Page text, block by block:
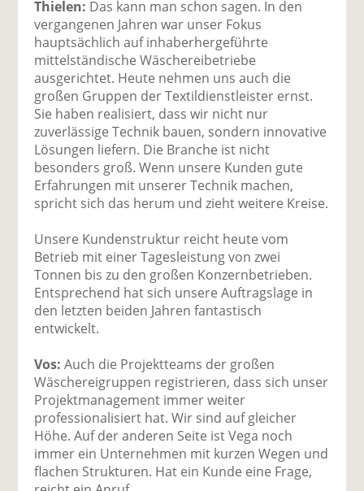
Thielen: Das kann man schon sagen. In den
vergangenen Jahren war unser Fokus
hauptsächlich auf inhaberhergeführte
mittelständische Wäschereibetriebe
ausgerichtet. Heute nehmen uns auch die
großen Gruppen der Textildienstleister ernst.
Sie haben realisiert, dass wir nicht nur
zuverlässige Technik bauen, sondern innovative
Lösungen liefern. Die Branche ist nicht
besonders groß. Wenn unsere Kunden gute
Erfahrungen mit unserer Technik machen,
spricht sich das herum und zieht weitere Kreise.
Unsere Kundenstruktur reicht heute vom
Betrieb mit einer Tagesleistung von zwei
Tonnen bis zu den großen Konzernbetrieben.
Entsprechend hat sich unsere Auftragslage in
den letzten beiden Jahren fantastisch
entwickelt.
Vos: Auch die Projektteams der großen
Wäschereigruppen registrieren, dass sich unser
Projektmanagement immer weiter
professionalisiert hat. Wir sind auf gleicher
Höhe. Auf der anderen Seite ist Vega noch
immer ein Unternehmen mit kurzen Wegen und
flachen Strukturen. Hat ein Kunde eine Frage,